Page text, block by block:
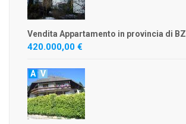
Vendita Appartamento in provincia di BZ
420.000,00 €
A V